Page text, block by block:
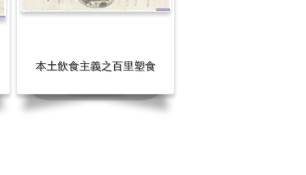
本土飲食主義之百里塑食